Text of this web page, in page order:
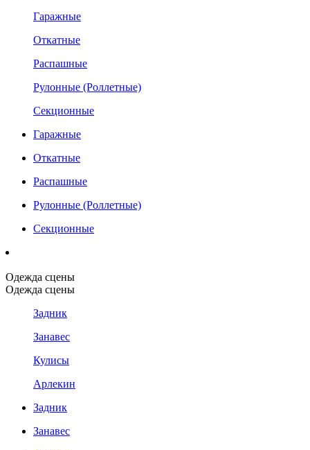
Гаражные
Откатные
Распашные
Рулонные (Роллетные)
Секционные
Гаражные
Откатные
Распашные
Рулонные (Роллетные)
Секционные
Одежда сцены
Одежда сцены
Задник
Занавес
Кулисы
Арлекин
Задник
Занавес